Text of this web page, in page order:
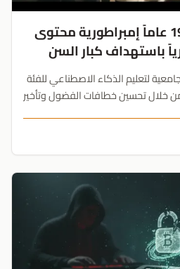
كيف بنى شاب يبلغ 19 عاماً إمبراطورية محتوى
باستهداف كبار السن
لتعليم الذكاء الاصطناعي للفئة
30 و65 عاماً. ومن خلال تحسين خطافات الفضول وتأخير
شهرياً من صفقات الرعاية....